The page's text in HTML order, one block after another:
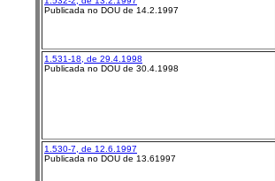
Publicada no DOU de 14.2.1997
1.531-18, de 29.4.1998
Publicada no DOU de 30.4.1998
1.530-7, de 12.6.1997
Publicada no DOU de 13.61997